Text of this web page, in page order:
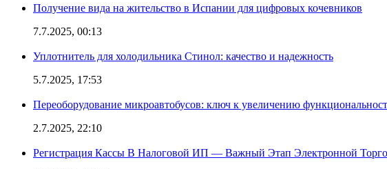
Получение вида на жительство в Испании для цифровых кочевников
7.7.2025, 00:13
Уплотнитель для холодильника Стинол: качество и надежность
5.7.2025, 17:53
Переоборудование микроавтобусов: ключ к увеличению
2.7.2025, 22:10
Регистрация Кассы В Налоговой ИП — Важный Этап Электронной